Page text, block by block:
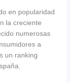
en popularidad
la creciente
numerosas
a
un ranking